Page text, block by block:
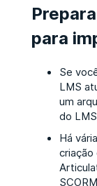
para
Se
LMS
um
do
Há
criação